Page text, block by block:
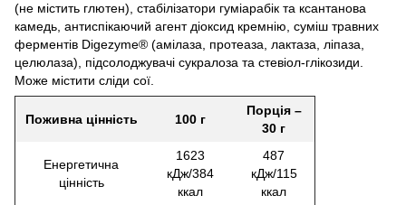
(не містить глютен), стабілізатори гуміарабік та ксантанова
камедь, антиспікаючий агент діоксид кремнію, суміш травних
ферментів Digezyme® (амілаза, протеаза, лактаза, ліпаза,
целюлаза), підсолоджувачі сукралоза та стевіол-глікозиди.
Може містити сліди сої.
Поживна цінність 100 г
Порція –
30 г
Енергетична
цінність
1623
кДж/384
ккал
487
кДж/115
ккал